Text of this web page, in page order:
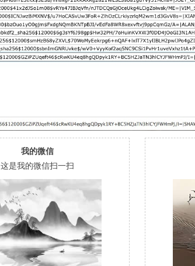
我的微信
这是我的微信扫一扫